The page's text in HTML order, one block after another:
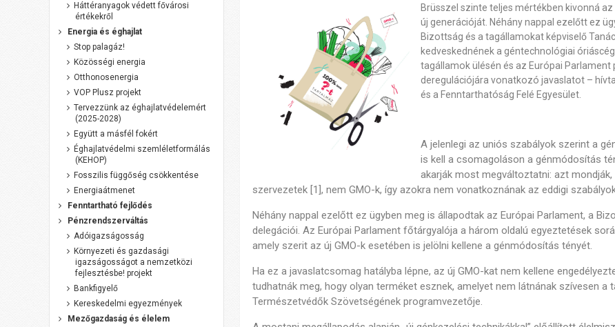
Brüsszel szinte teljes mértékben kivonná
új generációját. Néhány nappal ezelőtt ez
Bizottság és a tagállamokat képviselő
kedveskednének a géntechnológiai
tagállamok ülésén és az Európai
deregulációjára vonatkozó javaslatot –
és a Fenntarthatóság Felé Egyesület.
A jelenlegi az uniós szabályok szerint a
is kell a csomagoláson a génmódosítás
akarják most megváltoztatni: azt
szervezetek [1], nem GMO-k, így azokra nem vonatkoznának az eddigi
Néhány nappal ezelőtt ez ügyben meg is állapodtak az Európai Parlament, a
delegációi. Az Európai Parlament főtárgyalója a három oldalú egyeztetések
amely szerit az új GMO-k esetében is jelölni kellene a génmódosítás tényét.
Ha ez a javaslatcsomag hatályba lépne, az új GMO-kat nem kellene
tudhatnák meg, hogy olyan terméket esznek, amelyet nem látnának szívesen a
Természetvédők Szövetségének programvezetője.
Háttéranyagok védett fővárosi
értékekről
Energia és éghajlat
Stop palagáz!
Közösségi energia
Otthonosenergia
VOP Plusz projekt
Tervezzünk az éghajlatvédelemért
(2025-2028)
Együtt a másfél fokért
Éghajlatvédelmi szemléletformálás
(KEHOP)
Fosszilis függőség csökkentése
Energiaátmenet
Fenntartható fejlődés
Pénzrendszerváltás
Adóigazságosság
Környezeti és gazdasági
igazságosságot a nemzetközi
fejlesztésbe! projekt
Bankfigyelő
Kereskedelmi egyezmények
Mezőgazdaság és élelem